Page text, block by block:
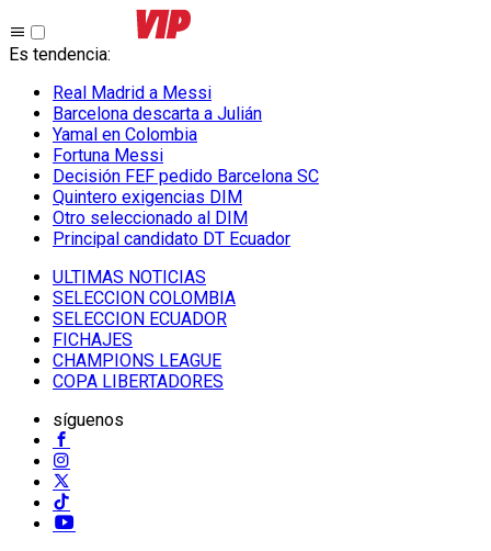
Es tendencia:
Real Madrid a Messi
Barcelona descarta a Julián
Yamal en Colombia
Fortuna Messi
Decisión FEF pedido Barcelona SC
Quintero exigencias DIM
Otro seleccionado al DIM
Principal candidato DT Ecuador
ULTIMAS NOTICIAS
SELECCION COLOMBIA
SELECCION ECUADOR
FICHAJES
CHAMPIONS LEAGUE
COPA LIBERTADORES
síguenos